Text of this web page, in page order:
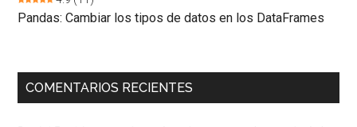
Pandas: Cambiar los tipos de datos en los DataFrames
COMENTARIOS RECIENTES